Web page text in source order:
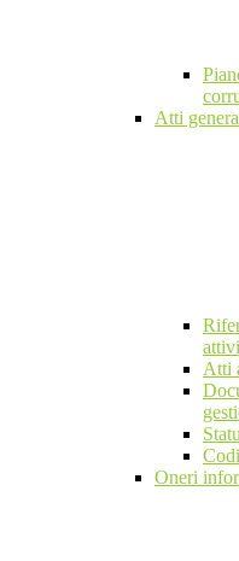
Atti
Atti
Oneri